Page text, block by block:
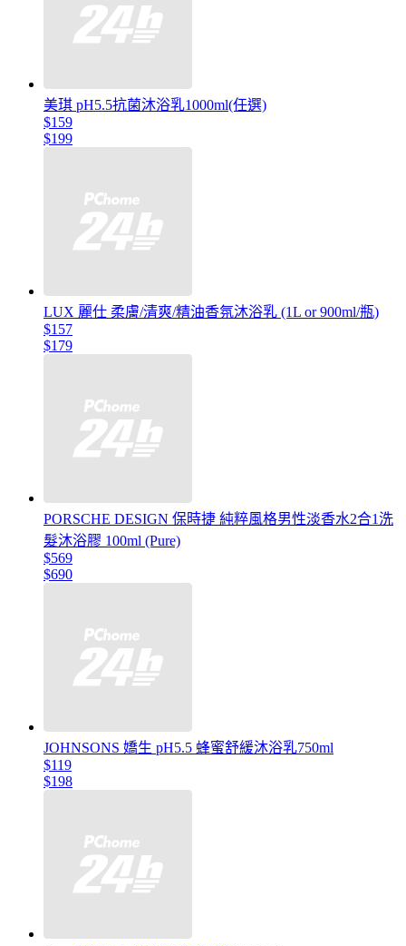
美琪 pH5.5抗菌沐浴乳1000ml(任選)
$159
$199
LUX 麗仕 柔膚/清爽/精油香氛沐浴乳 (1L or 900ml/瓶)
$157
$179
PORSCHE DESIGN 保時捷 純粹風格男性淡香水2合1洗
髮沐浴膠 100ml (Pure)
$569
$690
JOHNSONS 嬌生 pH5.5 蜂蜜舒緩沐浴乳750ml
$119
$198